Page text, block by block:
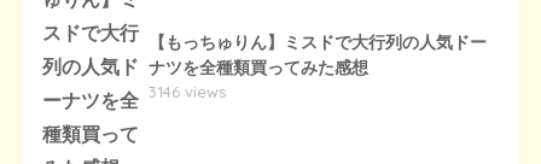
【もっちゅりん】ミスドで大行列の人気ドー
ナツを全種類買ってみた感想
3146 views